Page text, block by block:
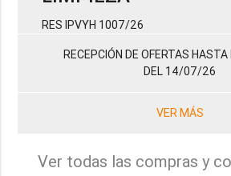
RES IPVYH 1007/26
RECEPCIÓN DE OFERTAS
DEL 14/07/26
VER MÁS
Ver todas las compras y